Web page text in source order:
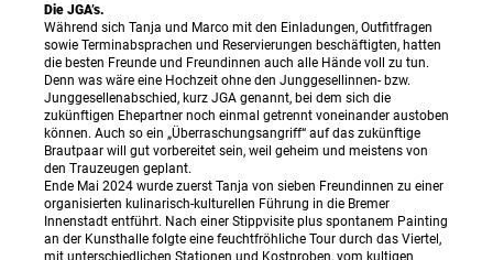
Die JGA’s.
Während sich Tanja und Marco mit den Einladungen, Outfitfragen
sowie Terminabsprachen und Reservierungen beschäftigten, hatten
die besten Freunde und Freundinnen auch alle Hände voll zu tun.
Denn was wäre eine Hochzeit ohne den Junggesellinnen- bzw.
Junggesellenabschied, kurz JGA genannt, bei dem sich die
zukünftigen Ehepartner noch einmal getrennt voneinander austoben
können. Auch so ein „Überraschungsangriff“ auf das zukünftige
Brautpaar will gut vorbereitet sein, weil geheim und meistens von
den Trauzeugen geplant.
Ende Mai 2024 wurde zuerst Tanja von sieben Freundinnen zu einer
organisierten kulinarisch-kulturellen Führung in die Bremer
Innenstadt entführt. Nach einer Stippvisite plus spontanem Painting
an der Kunsthalle folgte eine feuchtfröhliche Tour durch das Viertel,
mit unterschiedlichen Stationen und Kostproben, vom kultigen